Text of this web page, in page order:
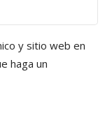
y sitio web en
haga un